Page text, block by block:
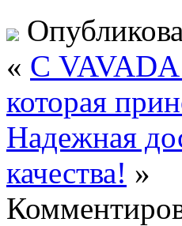
« С VAVADA
которая
Надежная
качества! »